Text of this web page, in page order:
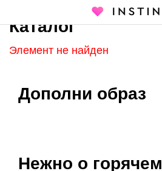
Каталог
Каталог
Элемент не найден
Дополни образ
Нежно о горячем